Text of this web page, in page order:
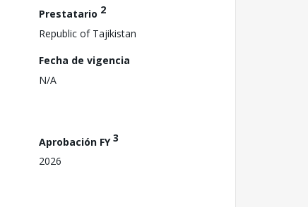
Prestatario 2
Republic of Tajikistan
Fecha de vigencia
N/A
Aprobación FY3
2026